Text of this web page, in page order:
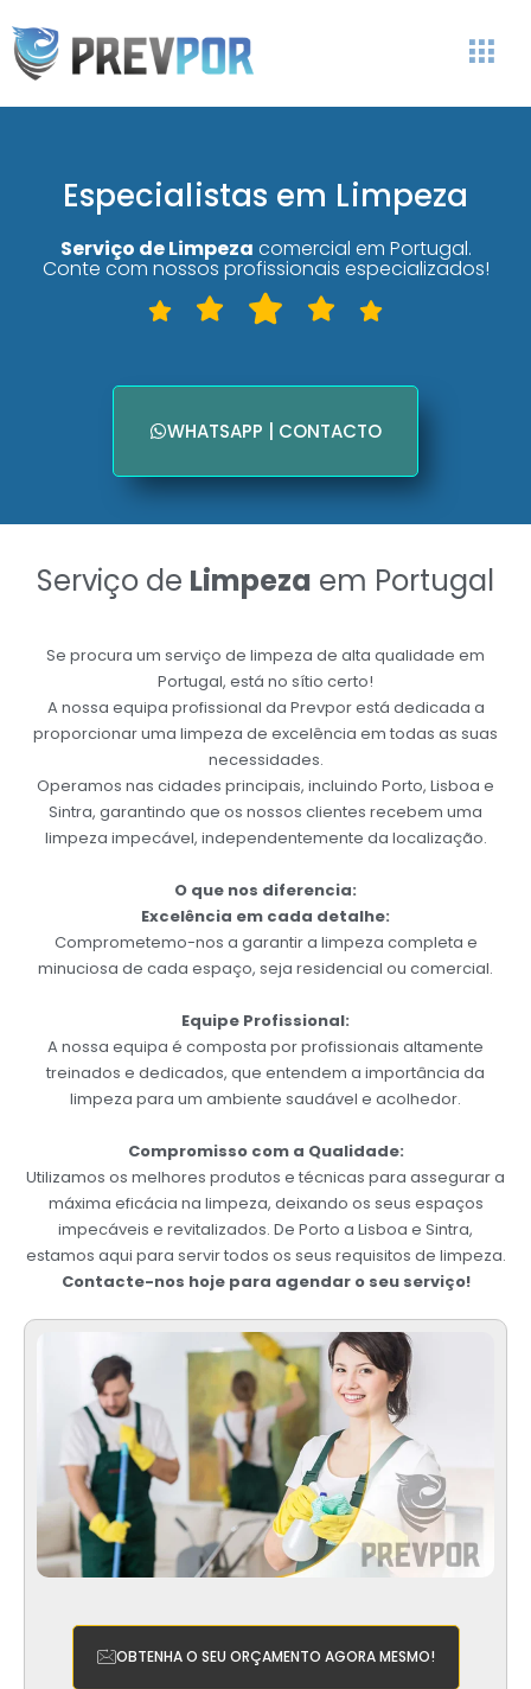
Especialistas em Limpeza
Serviço de Limpeza comercial em Portugal.
Conte com nossos profissionais especializados!
WHATSAPP | CONTACTO
Serviço de Limpeza em Portugal
Se procura um serviço de limpeza de alta qualidade em
Portugal, está no sítio certo!
A nossa equipa profissional da Prevpor está dedicada a
proporcionar uma limpeza de excelência em todas as suas
necessidades.
Operamos nas cidades principais, incluindo Porto, Lisboa e
Sintra, garantindo que os nossos clientes recebem uma
limpeza impecável, independentemente da localização.
O que nos diferencia:
Excelência em cada detalhe:
Comprometemo-nos a garantir a limpeza completa e
minuciosa de cada espaço, seja residencial ou comercial.
Equipe Profissional:
A nossa equipa é composta por profissionais altamente
treinados e dedicados, que entendem a importância da
limpeza para um ambiente saudável e acolhedor.
Compromisso com a Qualidade:
Utilizamos os melhores produtos e técnicas para assegurar a
máxima eficácia na limpeza, deixando os seus espaços
impecáveis e revitalizados. De Porto a Lisboa e Sintra,
estamos aqui para servir todos os seus requisitos de limpeza.
Contacte-nos hoje para agendar o seu serviço!
OBTENHA O SEU ORÇAMENTO AGORA MESMO!